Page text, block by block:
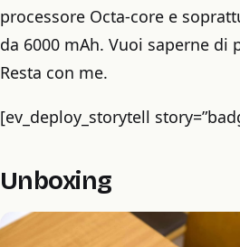
processore Octa-core e
da 6000 mAh. Vuoi saperne di
Resta con me.
[ev_deploy_storytell
Unboxing